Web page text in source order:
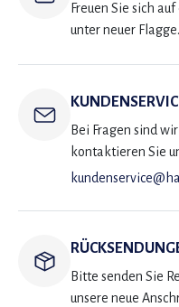
Freuen Sie sich
unter neuer Flagge.
Bei Fragen sind
kontaktieren Sie
Bitte senden Sie
unsere neue